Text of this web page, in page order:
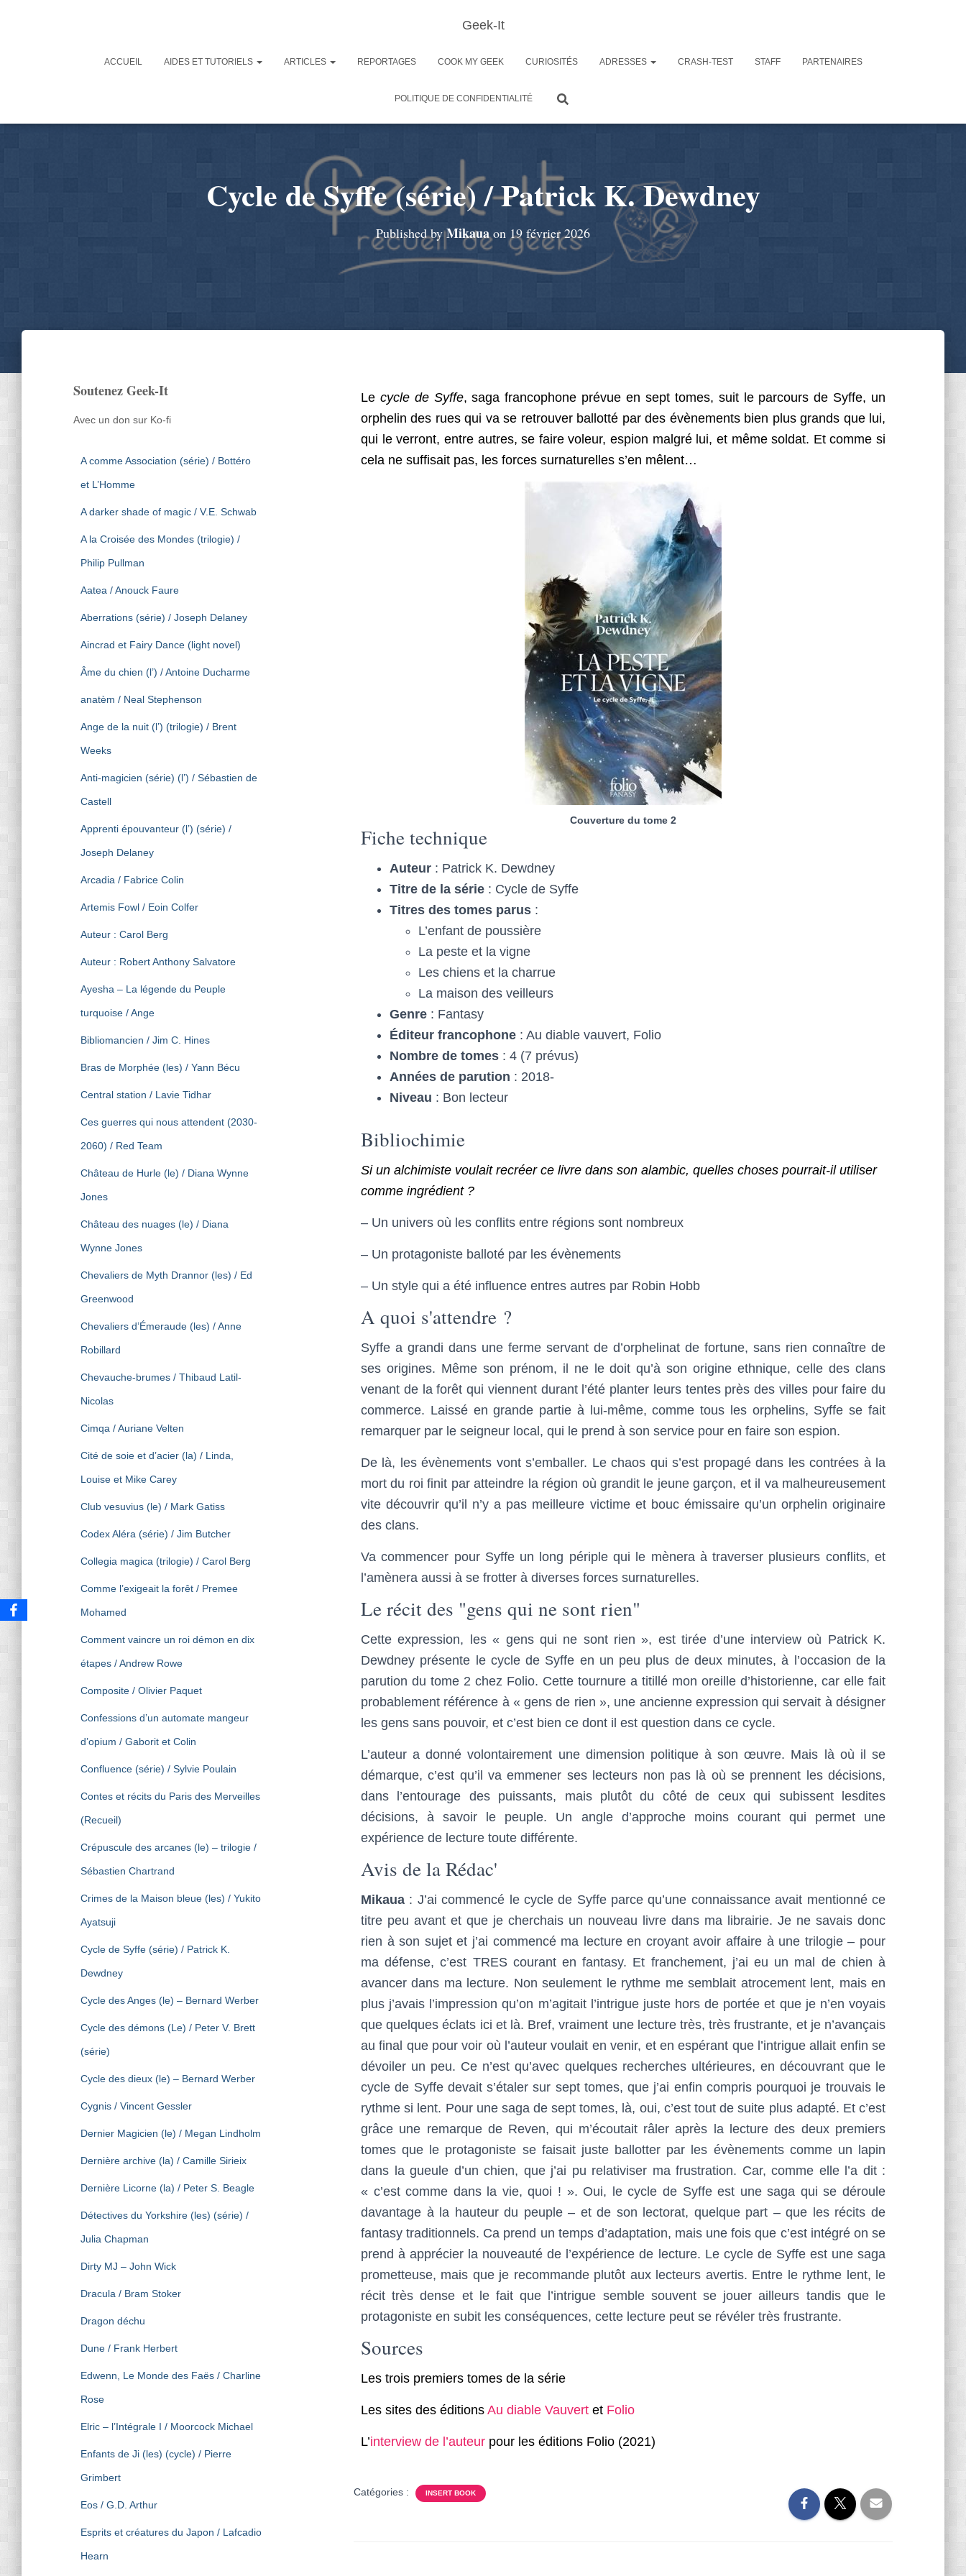
Geek-It
ACCUEIL AIDES ET TUTORIELS ARTICLES REPORTAGES COOK MY GEEK CURIOSITÉS ADRESSES CRASH-TEST STAFF PARTENAIRES
POLITIQUE DE CONFIDENTIALITÉ
Cycle de Syffe (série) / Patrick K. Dewdney
Published byMikauaon 19 février 2026
Soutenez Geek-It
Avec un don sur Ko-fi
A comme Association (série) / Bottéro
et L’Homme
A darker shade of magic / V.E. Schwab
A la Croisée des Mondes (trilogie) /
Philip Pullman
Aatea / Anouck Faure
Aberrations (série) / Joseph Delaney
Aincrad et Fairy Dance (light novel)
Âme du chien (l’) / Antoine Ducharme
anatèm / Neal Stephenson
Ange de la nuit (l’) (trilogie) / Brent
Weeks
Anti-magicien (série) (l’) / Sébastien de
Castell
Apprenti épouvanteur (l’) (série) /
Joseph Delaney
Arcadia / Fabrice Colin
Artemis Fowl / Eoin Colfer
Auteur : Carol Berg
Auteur : Robert Anthony Salvatore
Ayesha – La légende du Peuple
turquoise / Ange
Bibliomancien / Jim C. Hines
Bras de Morphée (les) / Yann Bécu
Central station / Lavie Tidhar
Ces guerres qui nous attendent (2030-
2060) / Red Team
Château de Hurle (le) / Diana Wynne
Jones
Château des nuages (le) / Diana
Wynne Jones
Chevaliers de Myth Drannor (les) / Ed
Greenwood
Chevaliers d’Émeraude (les) / Anne
Robillard
Chevauche-brumes / Thibaud Latil-
Nicolas
Cimqa / Auriane Velten
Cité de soie et d’acier (la) / Linda,
Louise et Mike Carey
Club vesuvius (le) / Mark Gatiss
Codex Aléra (série) / Jim Butcher
Collegia magica (trilogie) / Carol Berg
Comme l’exigeait la forêt / Premee
Mohamed
Comment vaincre un roi démon en dix
étapes / Andrew Rowe
Composite / Olivier Paquet
Confessions d’un automate mangeur
d’opium / Gaborit et Colin
Confluence (série) / Sylvie Poulain
Contes et récits du Paris des Merveilles
(Recueil)
Crépuscule des arcanes (le) – trilogie /
Sébastien Chartrand
Crimes de la Maison bleue (les) / Yukito
Ayatsuji
Cycle de Syffe (série) / Patrick K.
Dewdney
Cycle des Anges (le) – Bernard Werber
Cycle des démons (Le) / Peter V. Brett
(série)
Cycle des dieux (le) – Bernard Werber
Cygnis / Vincent Gessler
Dernier Magicien (le) / Megan Lindholm
Dernière archive (la) / Camille Sirieix
Dernière Licorne (la) / Peter S. Beagle
Détectives du Yorkshire (les) (série) /
Julia Chapman
Dirty MJ – John Wick
Dracula / Bram Stoker
Dragon déchu
Dune / Frank Herbert
Edwenn, Le Monde des Faës / Charline
Rose
Elric – l’Intégrale I / Moorcock Michael
Enfants de Ji (les) (cycle) / Pierre
Grimbert
Eos / G.D. Arthur
Esprits et créatures du Japon / Lafcadio
Hearn
Le cycle de Syffe, saga francophone prévue en sept tomes, suit le parcours de Syffe, un
orphelin des rues qui va se retrouver ballotté par des évènements bien plus grands que lui,
qui le verront, entre autres, se faire voleur, espion malgré lui, et même soldat. Et comme si
cela ne suffisait pas, les forces surnaturelles s’en mêlent…
Couverture du tome 2
Fiche technique
Auteur : Patrick K. Dewdney
Titre de la série : Cycle de Syffe
Titres des tomes parus :
L’enfant de poussière
La peste et la vigne
Les chiens et la charrue
La maison des veilleurs
Genre : Fantasy
Éditeur francophone : Au diable vauvert, Folio
Nombre de tomes : 4 (7 prévus)
Années de parution : 2018-
Niveau : Bon lecteur
Bibliochimie
Si un alchimiste voulait recréer ce livre dans son alambic, quelles choses pourrait-il utiliser
comme ingrédient ?
– Un univers où les conflits entre régions sont nombreux
– Un protagoniste balloté par les évènements
– Un style qui a été influence entres autres par Robin Hobb
A quoi s'attendre ?
Syffe a grandi dans une ferme servant de d’orphelinat de fortune, sans rien connaître de
ses origines. Même son prénom, il ne le doit qu’à son origine ethnique, celle des clans
venant de la forêt qui viennent durant l’été planter leurs tentes près des villes pour faire du
commerce. Laissé en grande partie à lui-même, comme tous les orphelins, Syffe se fait
remarquer par le seigneur local, qui le prend à son service pour en faire son espion.
De là, les évènements vont s’emballer. Le chaos qui s’est propagé dans les contrées à la
mort du roi finit par atteindre la région où grandit le jeune garçon, et il va malheureusement
vite découvrir qu’il n’y a pas meilleure victime et bouc émissaire qu’un orphelin originaire
des clans.
Va commencer pour Syffe un long périple qui le mènera à traverser plusieurs conflits, et
l’amènera aussi à se frotter à diverses forces surnaturelles.
Le récit des "gens qui ne sont rien"
Cette expression, les « gens qui ne sont rien », est tirée d’une interview où Patrick K.
Dewdney présente le cycle de Syffe en un peu plus de deux minutes, à l’occasion de la
parution du tome 2 chez Folio. Cette tournure a titillé mon oreille d’historienne, car elle fait
probablement référence à « gens de rien », une ancienne expression qui servait à désigner
les gens sans pouvoir, et c’est bien ce dont il est question dans ce cycle.
L’auteur a donné volontairement une dimension politique à son œuvre. Mais là où il se
démarque, c’est qu’il va emmener ses lecteurs non pas là où se prennent les décisions,
dans l’entourage des puissants, mais plutôt du côté de ceux qui subissent lesdites
décisions, à savoir le peuple. Un angle d’approche moins courant qui permet une
expérience de lecture toute différente.
Avis de la Rédac'
Mikaua : J’ai commencé le cycle de Syffe parce qu’une connaissance avait mentionné ce
titre peu avant et que je cherchais un nouveau livre dans ma librairie. Je ne savais donc
rien à son sujet et j’ai commencé ma lecture en croyant avoir affaire à une trilogie – pour
ma défense, c’est TRES courant en fantasy. Et franchement, j’ai eu un mal de chien à
avancer dans ma lecture. Non seulement le rythme me semblait atrocement lent, mais en
plus j’avais l’impression qu’on m’agitait l’intrigue juste hors de portée et que je n’en voyais
que quelques éclats ici et là. Bref, vraiment une lecture très, très frustrante, et je n’avançais
au final que pour voir où l’auteur voulait en venir, et en espérant que l’intrigue allait enfin se
dévoiler un peu. Ce n’est qu’avec quelques recherches ultérieures, en découvrant que le
cycle de Syffe devait s’étaler sur sept tomes, que j’ai enfin compris pourquoi je trouvais le
rythme si lent. Pour une saga de sept tomes, là, oui, c’est tout de suite plus adapté. Et c’est
grâce une remarque de Reven, qui m’écoutait râler après la lecture des deux premiers
tomes que le protagoniste se faisait juste ballotter par les évènements comme un lapin
dans la gueule d’un chien, que j’ai pu relativiser ma frustration. Car, comme elle l’a dit :
« c’est comme dans la vie, quoi ! ». Oui, le cycle de Syffe est une saga qui se déroule
davantage à la hauteur du peuple – et de son lectorat, quelque part – que les récits de
fantasy traditionnels. Ca prend un temps d’adaptation, mais une fois que c’est intégré on se
prend à apprécier la nouveauté de l’expérience de lecture. Le cycle de Syffe est une saga
prometteuse, mais que je recommande plutôt aux lecteurs avertis. Entre le rythme lent, le
récit très dense et le fait que l’intrigue semble souvent se jouer ailleurs tandis que le
protagoniste en subit les conséquences, cette lecture peut se révéler très frustrante.
Sources
Les trois premiers tomes de la série
Les sites des éditions Au diable Vauvert et Folio
L’interview de l’auteur pour les éditions Folio (2021)
Catégories : INSERT BOOK